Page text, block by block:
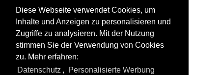
Diese Webseite verwendet Cookies, um
Inhalte und Anzeigen zu personalisieren und
Zugriffe zu analysieren. Mit der Nutzung
stimmen Sie der Verwendung von Cookies
zu. Mehr erfahren:
Datenschutz , Personalisierte Werbung